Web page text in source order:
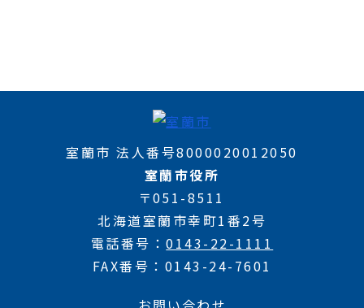
室蘭市 法人番号8000020012050
室蘭市役所
〒051-8511
北海道室蘭市幸町1番2号
電話番号
0143-22-1111
FAX番号
0143-24-7601